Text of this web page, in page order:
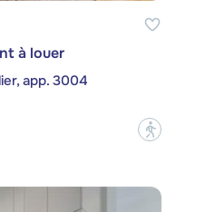
à louer
app. 3004
?